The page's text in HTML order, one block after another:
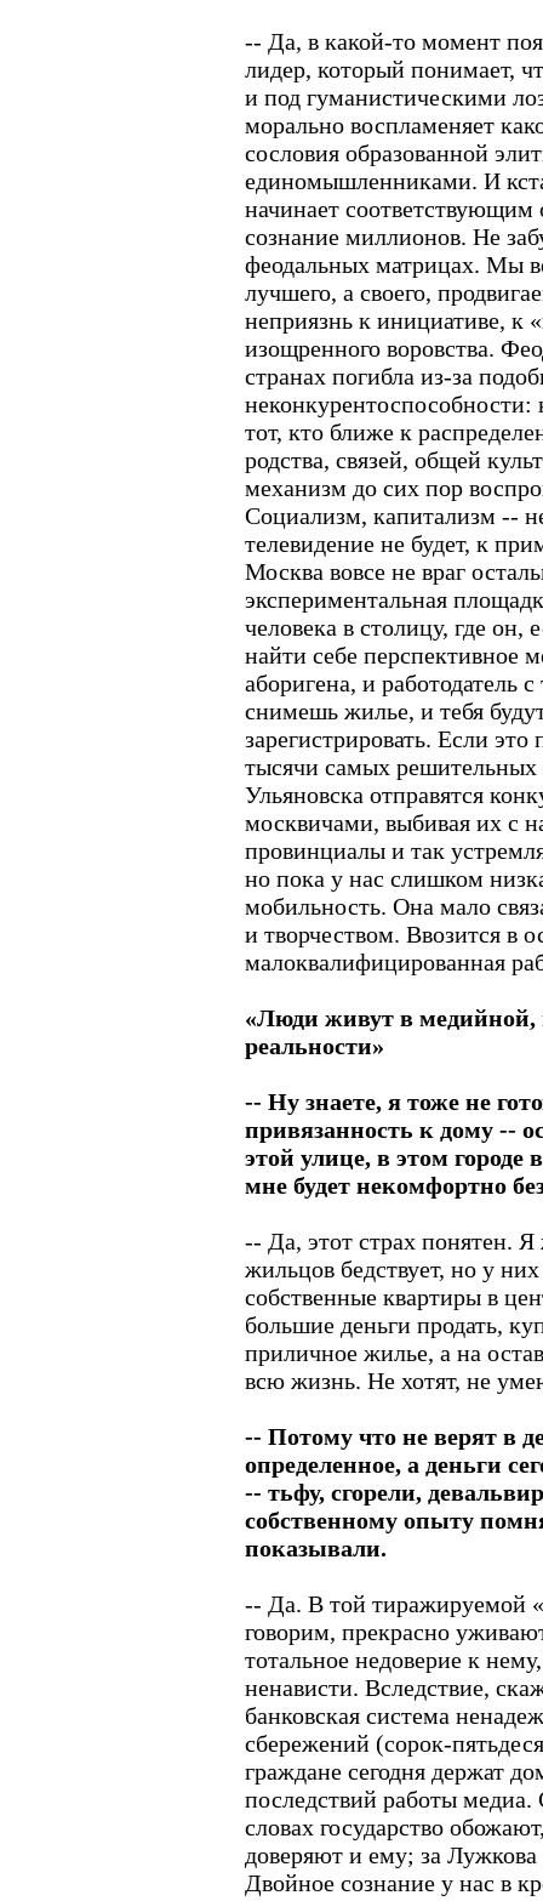
-- Да, в какой-то момент
лидер, который понимает,
и под гуманистическими
морально воспламеняет
сословия образованной
единомышленниками. И
начинает соответствующим
сознание миллионов. Не
феодальных матрицах. Мы
лучшего, а своего,
неприязнь к инициативе, к
изощренного воровства.
странах погибла из-за
тот, кто ближе к
родства, связей, общей
механизм до сих пор
Социализм, капитализм --
телевидение не будет, к
Москва вовсе не враг
экспериментальная
человека в столицу, где он,
найти себе перспективное
аборигена, и работодатель
снимешь жилье, и тебя
зарегистрировать. Если это
тысячи самых
Ульяновска отправятся
москвичами, выбивая их с
провинциалы и так
но пока у нас слишком
мобильность. Она мало
и творчеством. Ввозится в
малоквалифицированная
«Люди живут в медийной,
реальности»
-- Ну знаете, я тоже не
привязанность к дому --
этой улице, в этом
мне будет некомфортно
-- Да, этот страх понятен. Я
жильцов бедствует, но у
собственные квартиры в
большие деньги продать,
приличное жилье, а на
всю жизнь. Не хотят, не
-- Потому что не верят в
определенное, а деньги
-- тьфу, сгорели,
собственному опыту
показывали.
-- Да. В той тиражируемой
говорим, прекрасно
тотальное недоверие к
ненависти. Вследствие,
банковская система
сбережений (сорок-
граждане сегодня держат
последствий работы
словах государство
доверяют и ему; за
Двойное сознание у нас в